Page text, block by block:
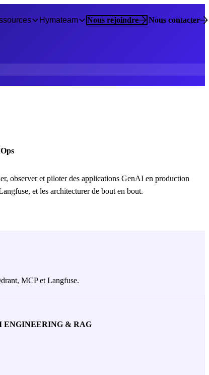
Hymateam Nous rejoindre Nous contacter
observer et piloter des applications GenAI en production
et les architecturer de bout en bout.
MCP et Langfuse.
& RAG